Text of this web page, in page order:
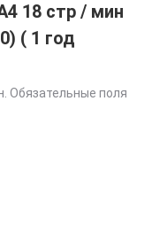
18 стр / мин
( 1 год
Обязательные поля